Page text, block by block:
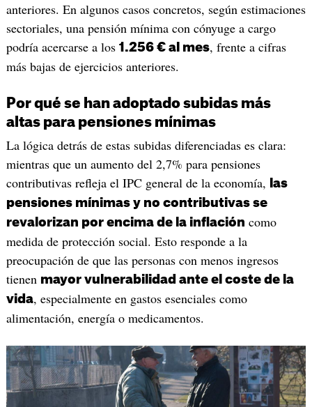
anteriores. En algunos casos concretos, según estimaciones
sectoriales, una pensión mínima con cónyuge a cargo
podría acercarse a los 1.256 € al mes, frente a cifras
más bajas de ejercicios anteriores.
Por qué se han adoptado subidas más
altas para pensiones mínimas
La lógica detrás de estas subidas diferenciadas es clara:
mientras que un aumento del 2,7% para pensiones
contributivas refleja el IPC general de la economía,
las
pensiones mínimas y no contributivas se
revalorizan por encima de la inflación como
medida de protección social. Esto responde a la
preocupación de que las personas con menos ingresos
tienen mayor vulnerabilidad ante el coste de la
vida, especialmente en gastos esenciales como
alimentación, energía o medicamentos.